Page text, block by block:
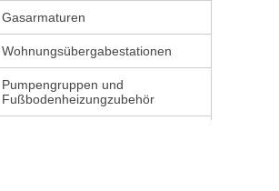
Gasarmaturen
Wohnungsübergabestationen
Pumpengruppen und
Fußbodenheizungzubehör